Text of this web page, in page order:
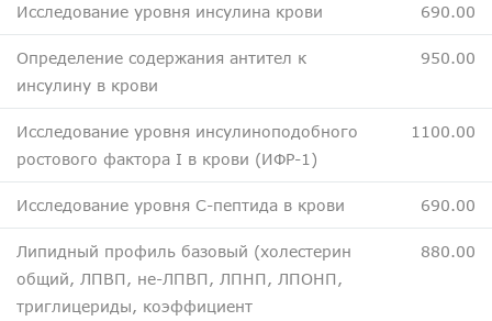
Исследование уровня инсулина крови 690.00
Определение содержания антител к
инсулину в крови
950.00
Исследование уровня инсулиноподобного
ростового фактора I в крови (ИФР-1)
1100.00
Исследование уровня C-пептида в крови 690.00
Липидный профиль базовый (холестерин
общий, ЛПВП, не-ЛПВП, ЛПНП, ЛПОНП,
триглицериды, коэффициент
880.00